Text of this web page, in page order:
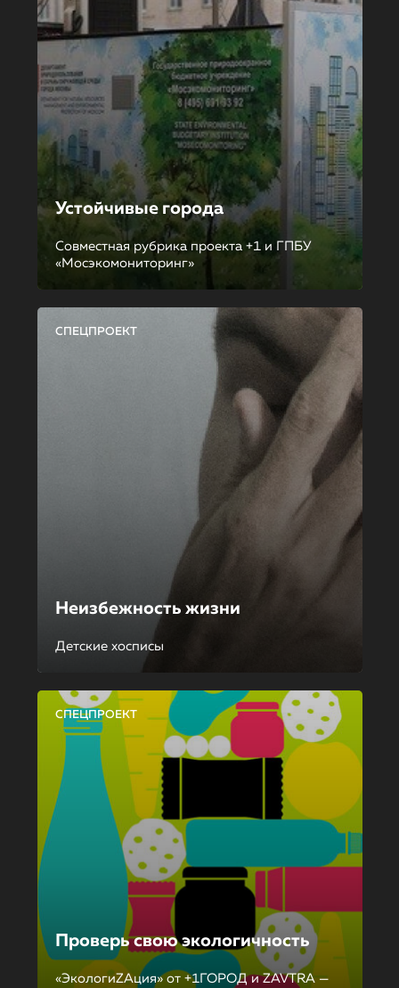
Устойчивые города
Совместная рубрика проекта +1 и ГПБУ
«Мосэкомониторинг»
СПЕЦПРОЕКТ
Неизбежность жизни
Детские хосписы
СПЕЦПРОЕКТ
Проверь свою экологичность
«ЭкологиZAция» от +1ГОРОД и ZAVTRA —